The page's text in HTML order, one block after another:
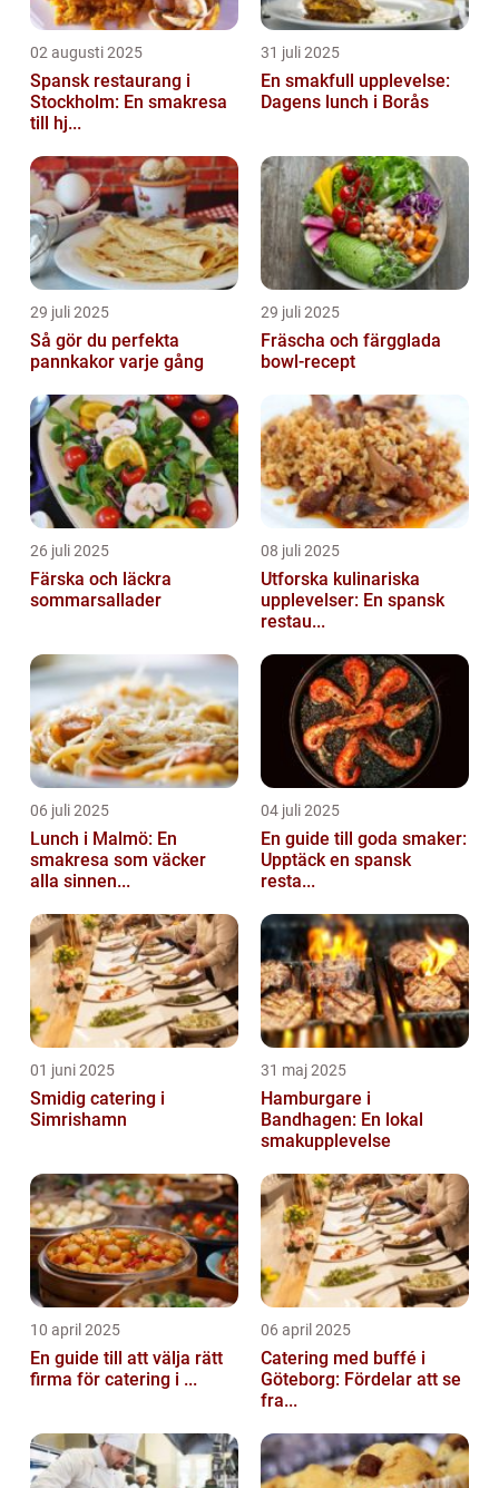
02 augusti 2025
Spansk restaurang i
Stockholm: En smakresa
till hj...
31 juli 2025
En smakfull upplevelse:
Dagens lunch i Borås
29 juli 2025
Så gör du perfekta
pannkakor varje gång
29 juli 2025
Fräscha och färgglada
bowl-recept
26 juli 2025
Färska och läckra
sommarsallader
08 juli 2025
Utforska kulinariska
upplevelser: En spansk
restau...
06 juli 2025
Lunch i Malmö: En
smakresa som väcker
alla sinnen...
04 juli 2025
En guide till goda smaker:
Upptäck en spansk
resta...
01 juni 2025
Smidig catering i
Simrishamn
31 maj 2025
Hamburgare i
Bandhagen: En lokal
smakupplevelse
10 april 2025
En guide till att välja rätt
firma för catering i ...
06 april 2025
Catering med buffé i
Göteborg: Fördelar att se
fra...